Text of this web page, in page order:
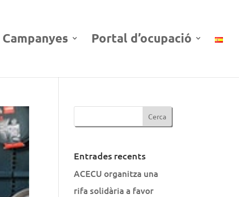
Campanyes Portal d’ocupació
Entrades recents
ACECU organitza una
rifa solidària a favor